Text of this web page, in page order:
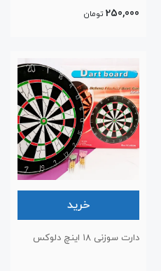
250,000 تومان
خرید
دارت سوزنی ۱۸ اینچ دلوکس